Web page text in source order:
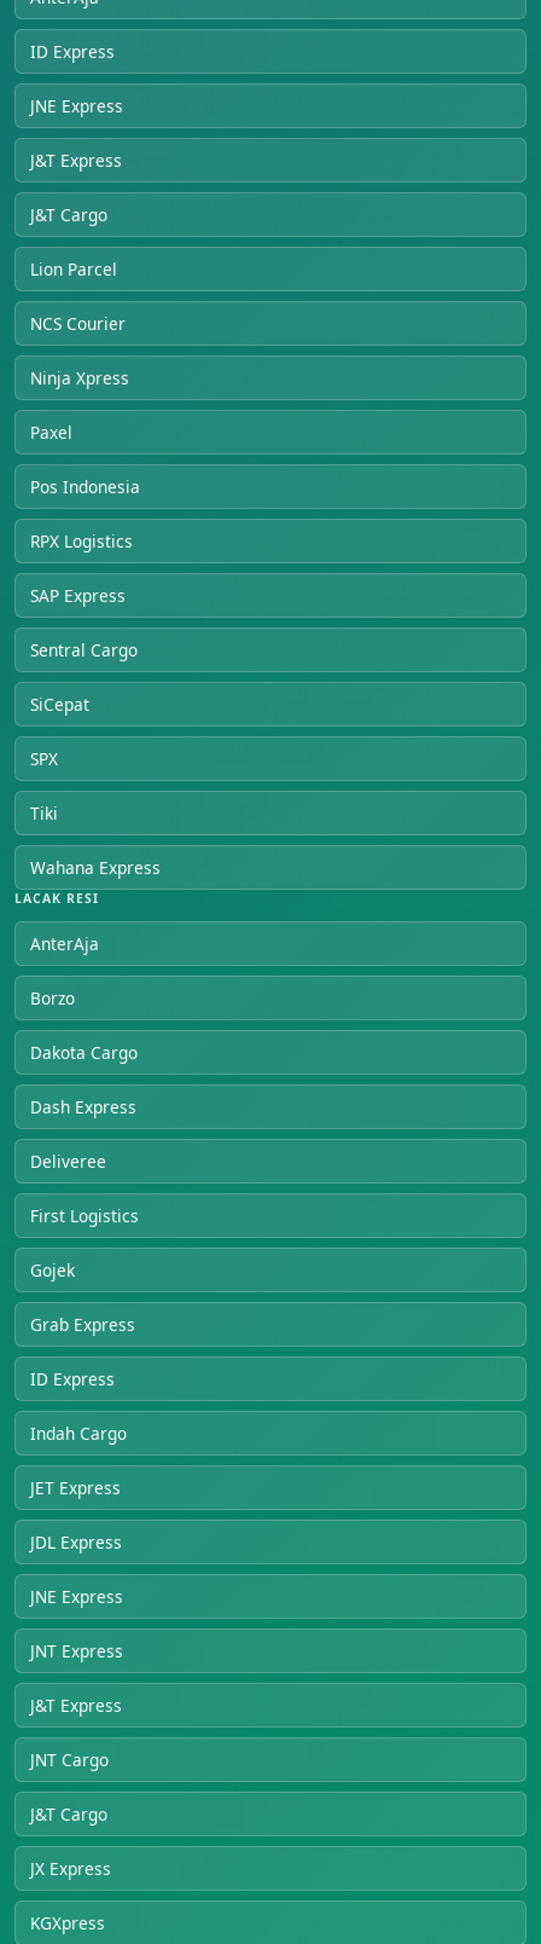
ID Express
JNE Express
J&T Express
J&T Cargo
Lion Parcel
NCS Courier
Ninja Xpress
Paxel
Pos Indonesia
RPX Logistics
SAP Express
Sentral Cargo
SiCepat
SPX
Tiki
Wahana Express
LACAK RESI
AnterAja
Borzo
Dakota Cargo
Dash Express
Deliveree
First Logistics
Gojek
Grab Express
ID Express
Indah Cargo
JET Express
JDL Express
JNE Express
JNT Express
J&T Express
JNT Cargo
J&T Cargo
JX Express
KGXpress